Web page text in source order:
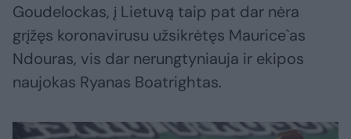
Goudelockas, į Lietuvą taip pat dar nėra
grįžęs koronavirusu užsikrėtęs Maurice`as
Ndouras, vis dar nerungtyniauja ir ekipos
naujokas Ryanas Boatrightas.